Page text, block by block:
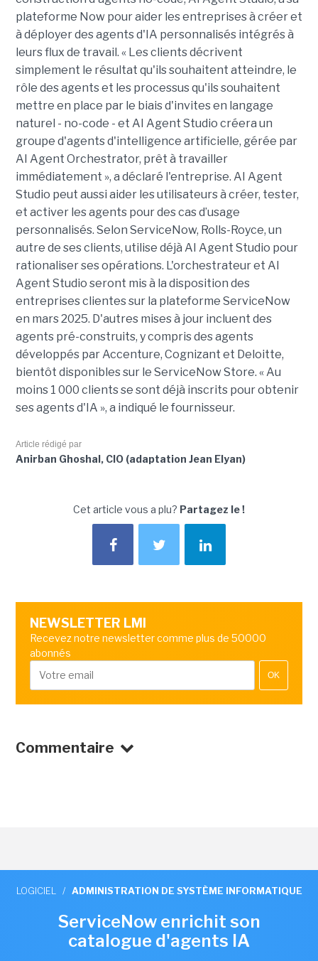
plateforme Now pour aider les entreprises à créer et
à déployer des agents d'IA personnalisés intégrés à
leurs flux de travail. « Les clients décrivent
simplement le résultat qu'ils souhaitent atteindre, le
rôle des agents et les processus qu'ils souhaitent
mettre en place par le biais d'invites en langage
naturel - no-code - et AI Agent Studio créera un
groupe d'agents d'intelligence artificielle, gérée par
AI Agent Orchestrator, prêt à travailler
immédiatement », a déclaré l'entreprise. AI Agent
Studio peut aussi aider les utilisateurs à créer, tester,
et activer les agents pour des cas d’usage
personnalisés. Selon ServiceNow, Rolls-Royce, un
autre de ses clients, utilise déjà AI Agent Studio pour
rationaliser ses opérations. L'orchestrateur et AI
Agent Studio seront mis à la disposition des
entreprises clientes sur la plateforme ServiceNow
en mars 2025. D'autres mises à jour incluent des
agents pré-construits, y compris des agents
développés par Accenture, Cognizant et Deloitte,
bientôt disponibles sur le ServiceNow Store. « Au
moins 1 000 clients se sont déjà inscrits pour obtenir
ses agents d'IA », a indiqué le fournisseur.
Article rédigé par
Anirban Ghoshal, CIO (adaptation Jean Elyan)
Cet article vous a plu? Partagez le !
NEWSLETTER LMI
Recevez notre newsletter comme plus de 50000
abonnés
OK
Commentaire
LOGICIEL / ADMINISTRATION DE SYSTÈME INFORMATIQUE
ServiceNow enrichit son
catalogue d'agents IA